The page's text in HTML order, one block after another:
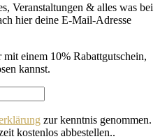
Veranstaltungen & alles was bei
hier deine E-Mail-Adresse
einem 10% Rabattgutschein,
kannst.
zur kenntnis genommen.
kostenlos abbestellen..